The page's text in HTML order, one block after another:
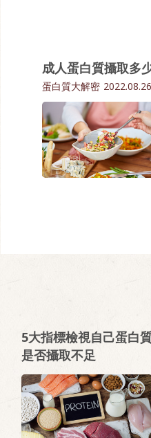
成人蛋白質攝取多
蛋白質大解密 2022.08.26
5大指標檢視自己蛋白
是否攝取不足